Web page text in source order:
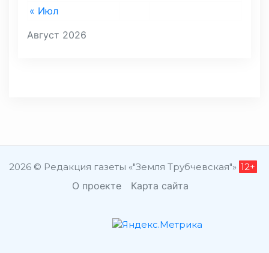
Август 2026
« Июл
2026 © Редакция газеты «"Земля Трубчевская"» 12+
О проекте Карта сайта